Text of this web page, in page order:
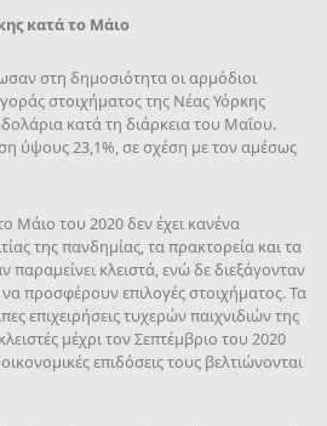
κατά το Μάιο
στη δημοσιότητα οι αρμόδιοι
στοιχήματος της Νέας Υόρκης
κατά τη διάρκεια του Μαΐου.
ύψους 23,1%, σε σχέση με τον αμέσως
Μάιο του 2020 δεν έχει κανένα
της πανδημίας, τα πρακτορεία και τα
παραμείνει κλειστά, ενώ δε διεξάγονταν
προσφέρουν επιλογές στοιχήματος. Τα
επιχειρήσεις τυχερών παιχνιδιών της
μέχρι τον Σεπτέμβριο του 2020
οικονομικές επιδόσεις τους βελτιώνονται